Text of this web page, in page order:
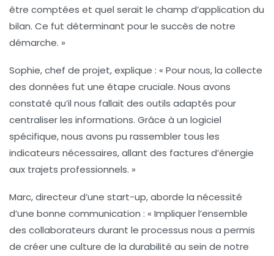
être comptées et quel serait le champ d’application du
bilan. Ce fut déterminant pour le succès de notre
démarche. »
Sophie, chef de projet, explique : « Pour nous, la collecte
des données fut une étape cruciale. Nous avons
constaté qu’il nous fallait des outils adaptés pour
centraliser les informations. Grâce à un logiciel
spécifique, nous avons pu rassembler tous les
indicateurs nécessaires, allant des factures d’énergie
aux trajets professionnels. »
Marc, directeur d’une start-up, aborde la nécessité
d’une bonne communication : « Impliquer l’ensemble
des collaborateurs durant le processus nous a permis
de créer une culture de la durabilité au sein de notre